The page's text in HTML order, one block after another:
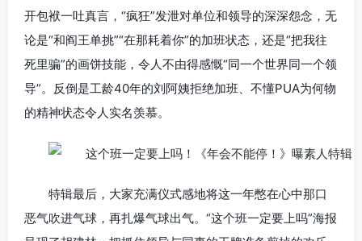
开包袱一吐真言，“疯狂”发泄对单位和领导的深深怨念，无
论是“和阎王单挑”“在那耗着你”的加班状态，还是“把我往
死里骗”的画饼技能，令人不由得感慨“同一个世界同一个领
导”。反倒是工龄40年的刘阿姨拒绝加班、不懂PUA为何物
的精神状态令人实名羡慕。
特辑最后，大家充满仪式感地将这一年憋在心中那口
恶气吹进气球，再扎爆气球出气。“这个班一定要上吗”海报